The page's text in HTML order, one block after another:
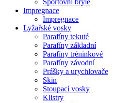
Sportovní brýle
Impregnace
Impregnace
Lyžařské vosky
Parafíny tekuté
Parafíny základní
Parafíny tréninkové
Parafíny závodní
Prášky a urychlovače
Skin
Stoupací vosky
Klistry